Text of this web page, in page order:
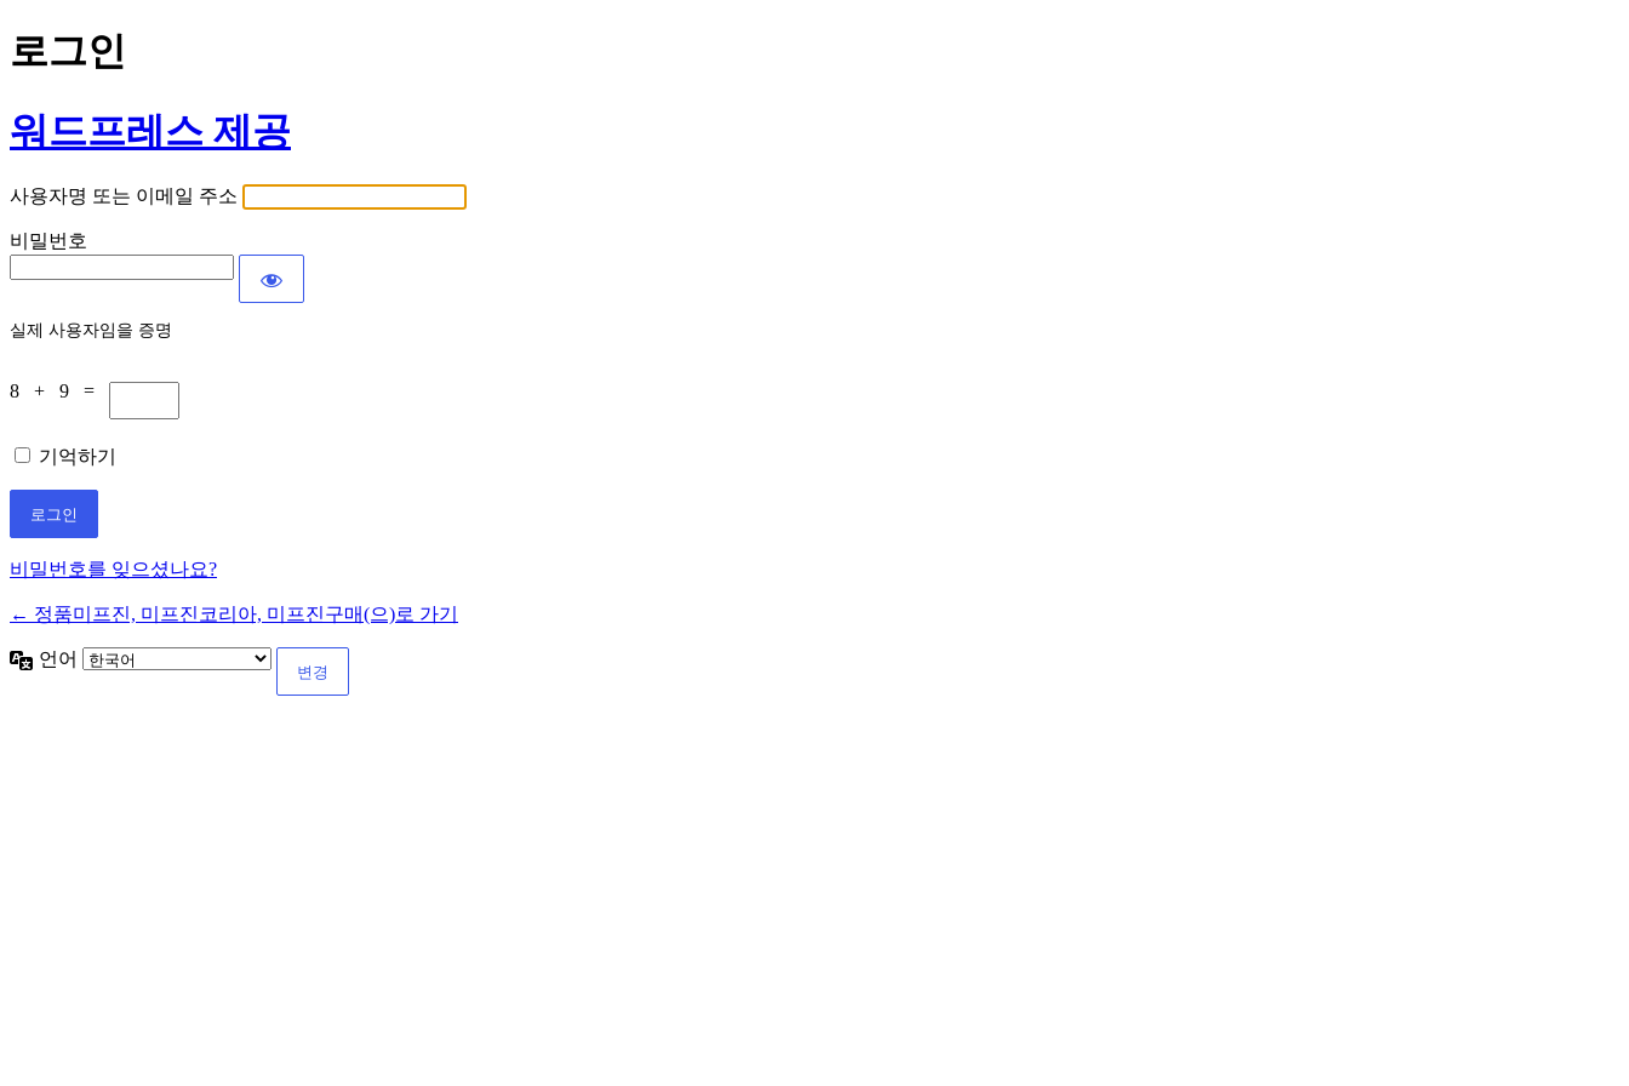
로그인
워드프레스 제공
사용자명 또는 이메일 주소
비밀번호
실제 사용자임을 증명
8 + 9 =
기억하기
비밀번호를 잊으셨나요?
← 정품미프진, 미프진코리아, 미프진구매(으)로 가기
언어